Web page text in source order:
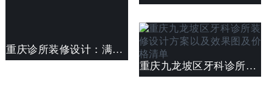
重庆诊所装修设计：满足不同类型诊所的特定需求
重庆九龙坡区牙科诊所装修设计方案以及效果图及价格清单